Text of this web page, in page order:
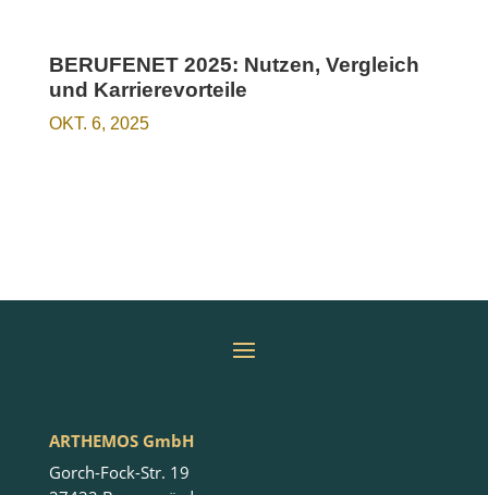
BERUFENET 2025: Nutzen, Vergleich
und Karrierevorteile
OKT. 6, 2025
ARTHEMOS GmbH
Gorch-Fock-Str. 19